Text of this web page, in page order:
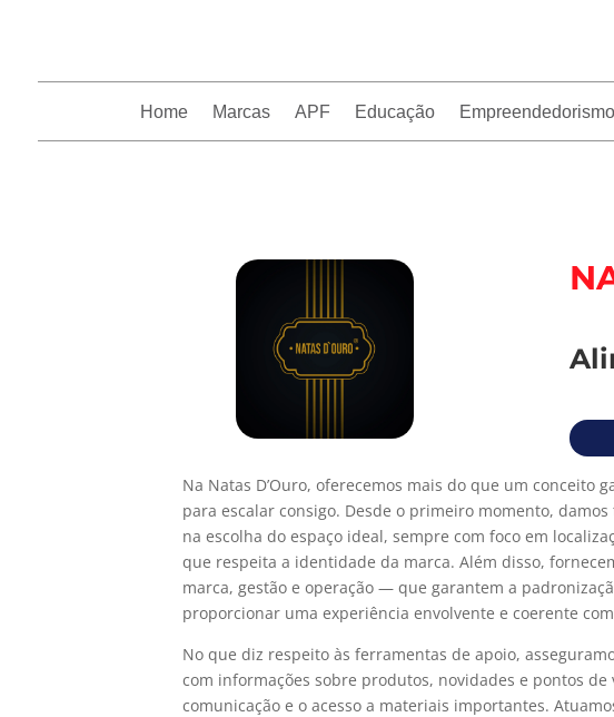
Home Marcas APF Educação Empreendedorismo
Na Natas D’Ouro, oferecemos mais do que um
para escalar consigo. Desde o primeiro momento,
na escolha do espaço ideal, sempre com foco em
que respeita a identidade da marca. Além disso,
marca, gestão e operação — que garantem a
proporcionar uma experiência envolvente e coerente com
No que diz respeito às ferramentas de apoio,
com informações sobre produtos, novidades e pontos
comunicação e o acesso a materiais importantes.